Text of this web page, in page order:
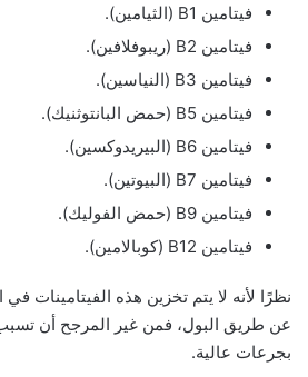
فيتامين B1 (الثيامين).
فيتامين B2 (ريبوفلافين).
فيتامين B3 (النياسين).
فيتامين B5 (حمض البانتوثنيك).
فيتامين B6 (البيريدوكسين).
فيتامين B7 (البيوتين).
فيتامين B9 (حمض الفوليك).
فيتامين B12 (كوبالامين).
نظرًا لأنه لا يتم تخزين هذه الفيتامينات
عن طريق البول، فمن غير المرجح أن
بجرعات عالية.